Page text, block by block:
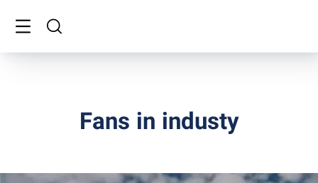
Fans in industy